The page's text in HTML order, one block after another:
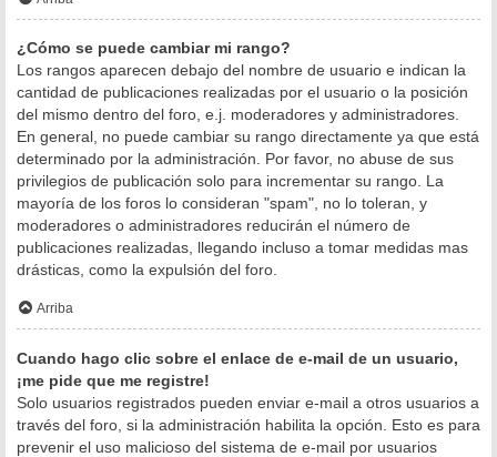
¿Cómo se puede cambiar mi rango?
Los rangos aparecen debajo del nombre de usuario e indican la
cantidad de publicaciones realizadas por el usuario o la posición
del mismo dentro del foro, e.j. moderadores y administradores.
En general, no puede cambiar su rango directamente ya que está
determinado por la administración. Por favor, no abuse de sus
privilegios de publicación solo para incrementar su rango. La
mayoría de los foros lo consideran "spam", no lo toleran, y
moderadores o administradores reducirán el número de
publicaciones realizadas, llegando incluso a tomar medidas mas
drásticas, como la expulsión del foro.
Arriba
Cuando hago clic sobre el enlace de e-mail de un usuario,
¡me pide que me registre!
Solo usuarios registrados pueden enviar e-mail a otros usuarios a
través del foro, si la administración habilita la opción. Esto es para
prevenir el uso malicioso del sistema de e-mail por usuarios